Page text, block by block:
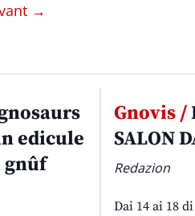
→
edicule
gnûf
Gnovis /
SALON
Redazion
Dai 14 ai 18